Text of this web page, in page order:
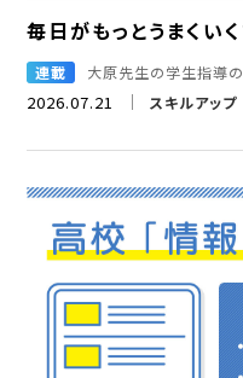
毎日がもっとうまくい
2026.07.21 スキルアップ
連載 大原先生の学生指導